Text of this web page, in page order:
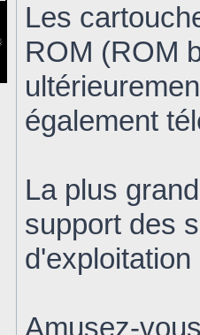
Les
ROM (ROM
également
La plus
support des
Amusez-